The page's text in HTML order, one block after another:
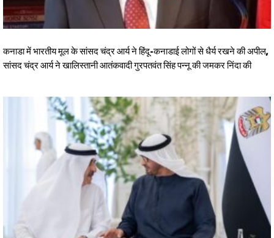
कनाडा में भारतीय मूल के सांसद चंद्र आर्य ने हिंदू-कनाडाई लोगों से धैर्य रखने की अपील,
सांसद चंद्र आर्य ने खालिस्तानी आतंकवादी गुरपतवंत सिंह पन्नू की जमकर निंदा की